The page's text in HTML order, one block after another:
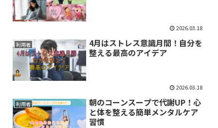
2026.03.18
利用者
4月はストレス意識月間！自分を
整える最高のアイデア
2026.03.18
利用者
朝のコーンスープで代謝UP！心
と体を整える簡単メンタルケア
習慣